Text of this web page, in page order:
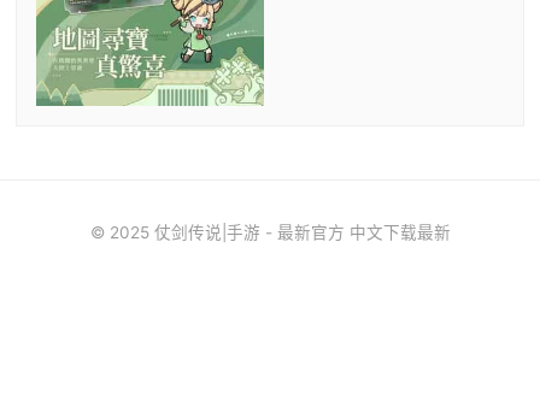
© 2025 仗剑传说|手游 - 最新官方 中文下载最新